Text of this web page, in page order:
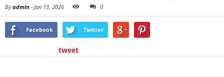
Byadmin - Jan 13, 2026 0
Facebook Twitter
tweet